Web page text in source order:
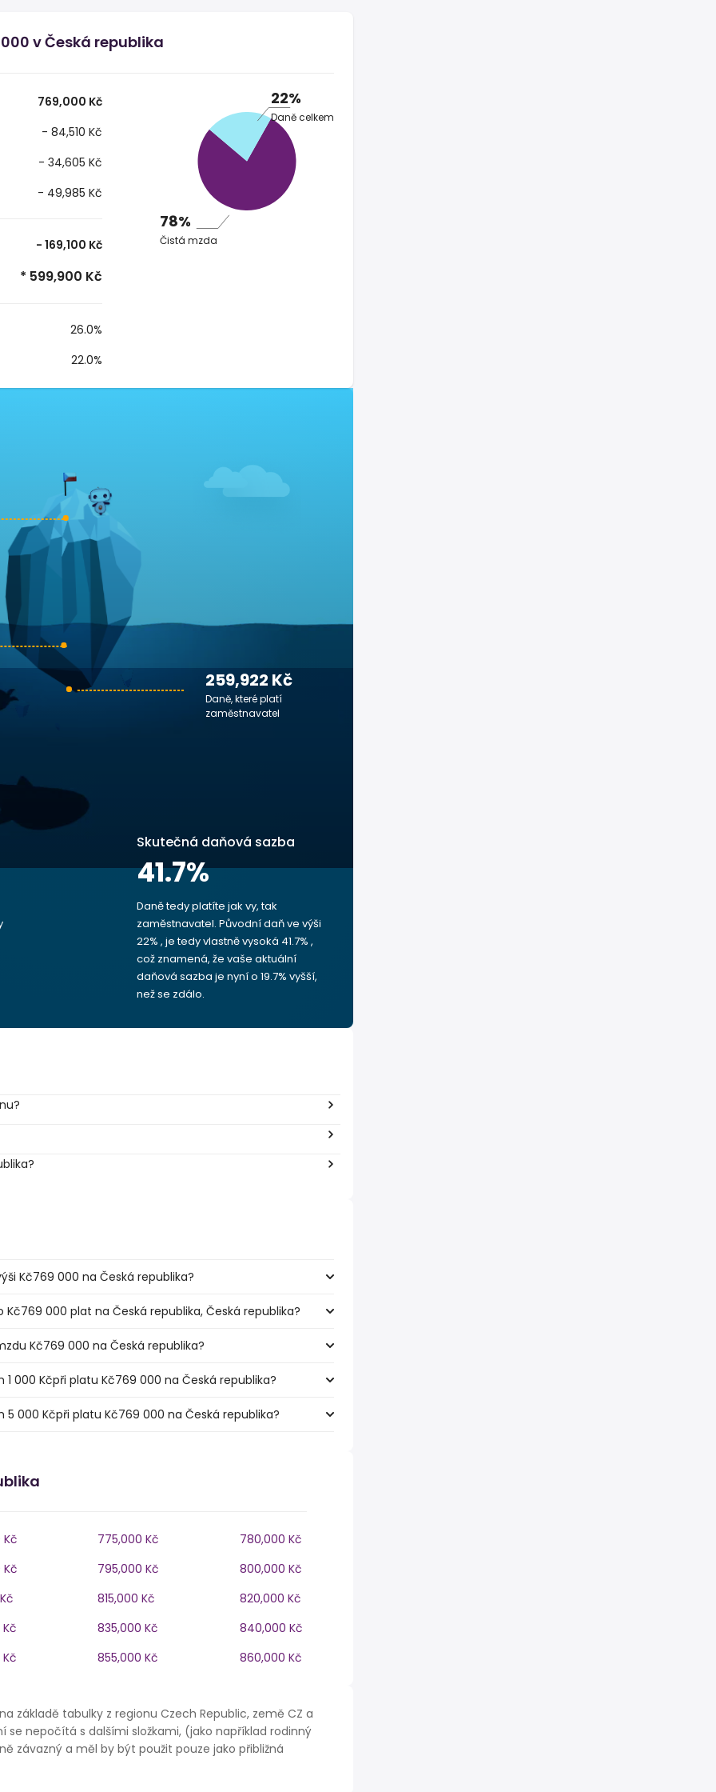
v Česká republika
769,000 Kč
- 84,510 Kč
- 34,605 Kč
- 49,985 Kč
- 169,100 Kč
* 599,900 Kč
26.0%
22.0%
22%
Daně celkem
78%
Čistá mzda
259,922 Kč
Daně, které platí
zaměstnavatel
Skutečná daňová sazba
41.7%
Daně tedy platíte jak vy, tak
zaměstnavatel. Původní daň ve výši
22% , je tedy vlastně vysoká 41.7% ,
což znamená, že vaše aktuální
daňová sazba je nyní o 19.7% vyšší,
než se zdálo.
Kč769 000 na Česká republika?
000 plat na Česká republika, Česká republika?
Kč769 000 na Česká republika?
000 Kčpři platu Kč769 000 na Česká republika?
000 Kčpři platu Kč769 000 na Česká republika?
775,000 Kč
780,000 Kč
795,000 Kč
800,000 Kč
815,000 Kč
820,000 Kč
835,000 Kč
840,000 Kč
855,000 Kč 860,000 Kč
základě tabulky z regionu Czech Republic, země CZ a
se nepočítá s dalšími složkami, (jako například rodinný
závazný a měl by být použit pouze jako přibližná